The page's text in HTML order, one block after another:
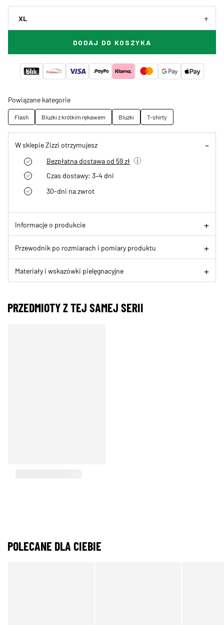
XL
DODAJ DO KOSZYKA
Powiązane kategorie
Flash Bluzki z krótkim rękawem Bluzki T-shirty
W sklepie Zizzi otrzymujesz
Bezpłatna dostawa od 59 zł
Czas dostawy: 3–4 dni
30-dni na zwrot
Informacje o produkcie
Przewodnik po rozmiarach i pomiary produktu
Materiały i wskazówki pielęgnacyjne
PRZEDMIOTY Z TEJ SAMEJ SERII
POLECANE DLA CIEBIE